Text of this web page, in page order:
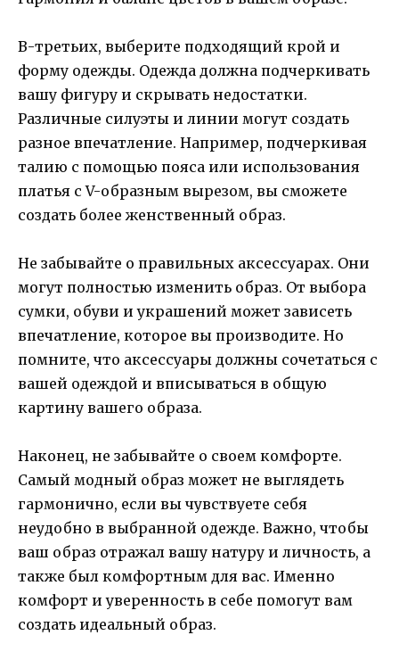
В-третьих, выберите подходящий крой и
форму одежды. Одежда должна подчеркивать
вашу фигуру и скрывать недостатки.
Различные силуэты и линии могут создать
разное впечатление. Например, подчеркивая
талию с помощью пояса или использования
платья с V-образным вырезом, вы сможете
создать более женственный образ.
Не забывайте о правильных аксессуарах. Они
могут полностью изменить образ. От выбора
сумки, обуви и украшений может зависеть
впечатление, которое вы производите. Но
помните, что аксессуары должны сочетаться с
вашей одеждой и вписываться в общую
картину вашего образа.
Наконец, не забывайте о своем комфорте.
Самый модный образ может не выглядеть
гармонично, если вы чувствуете себя
неудобно в выбранной одежде. Важно, чтобы
ваш образ отражал вашу натуру и личность, а
также был комфортным для вас. Именно
комфорт и уверенность в себе помогут вам
создать идеальный образ.